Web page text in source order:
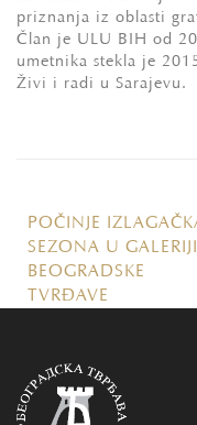
priznanja iz oblasti
Član je ULU BIH od
umetnika stekla je
Živi i radi u Sarajevu.
POČINJE
SEZONA U GALERIJI
BEOGRADSKE
TVRĐAVE